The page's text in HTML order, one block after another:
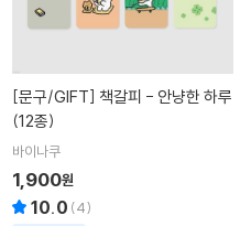
[문구/GIFT]
(12종)
바이나쿠
1,900원
10.0 (4)